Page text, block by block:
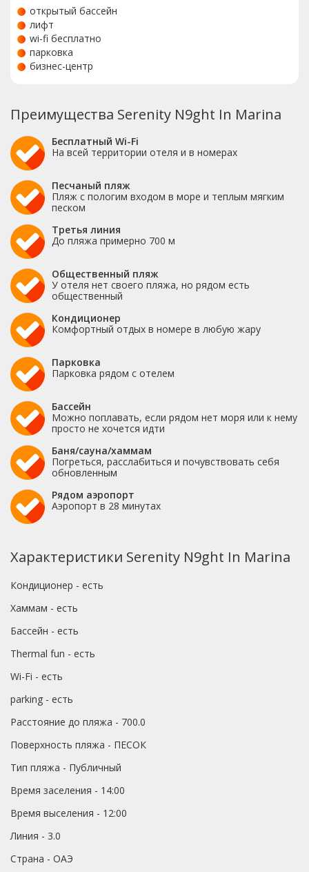
открытый бассейн
лифт
wi-fi бесплатно
парковка
бизнес-центр
Преимущества Serenity N9ght In Marina
Бесплатный Wi-Fi
На всей территории отеля и в номерах
Песчаный пляж
Пляж с пологим входом в море и теплым мягким
песком
Третья линия
До пляжа примерно 700 м
Общественный пляж
У отеля нет своего пляжа, но рядом есть
общественный
Кондиционер
Комфортный отдых в номере в любую жару
Парковка
Парковка рядом с отелем
Бассейн
Можно поплавать, если рядом нет моря или к нему
просто не хочется идти
Баня/сауна/хаммам
Погреться, расслабиться и почувствовать себя
обновленным
Рядом аэропорт
Аэропорт в 28 минутах
Характеристики Serenity N9ght In Marina
Кондиционер - есть
Хаммам - есть
Бассейн - есть
Thermal fun - есть
Wi-Fi - есть
parking - есть
Расстояние до пляжа - 700.0
Поверхность пляжа - ПЕСОК
Тип пляжа - Публичный
Время заселения - 14:00
Время выселения - 12:00
Линия - 3.0
Страна - ОАЭ